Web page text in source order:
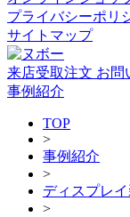
プライバシーポリ
サイトマップ
来店受取注文 お問
事例紹介
TOP
>
事例紹介
>
ディスプレ
>